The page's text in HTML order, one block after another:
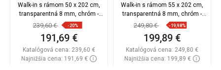
Walk-in s rámom 50 x 202 cm,
transparentná 8 mm, chróm -
800-050-104-01-00
239,60 € -20%
191,69 €
Katalógová cena: 239,60 €
Najnižšia cena: 191,69 €
Walk-in s rámom 55 x 202 cm,
transparentná 8 mm, chróm -
800-055-104-01-00
249,80 € -19,98%
199,89 €
Katalógová cena: 249,80 €
Najnižšia cena: 199,89 €